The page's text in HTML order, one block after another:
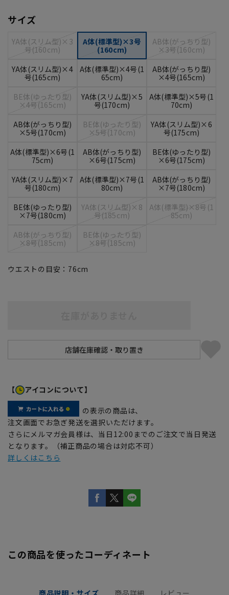
サイズ
YA体(スリム型)×3
号(160cm)
A体(標準型)×3号
(160cm)
AB体(がっちり型)
×3号(160cm)
YA体(スリム型)×4
号(165cm)
A体(標準型)×4号(1
65cm)
AB体(がっちり型)
×4号(165cm)
BE体(ゆったり型)
×4号(165cm)
YA体(スリム型)×5
号(170cm)
A体(標準型)×5号(1
70cm)
AB体(がっちり型)
×5号(170cm)
BE体(ゆったり型)
×5号(170cm)
YA体(スリム型)×6
号(175cm)
A体(標準型)×6号(1
75cm)
AB体(がっちり型)
×6号(175cm)
BE体(ゆったり型)
×6号(175cm)
YA体(スリム型)×7
号(180cm)
A体(標準型)×7号(1
80cm)
AB体(がっちり型)
×7号(180cm)
BE体(ゆったり型)
×7号(180cm)
YA体(スリム型)×8
号(185cm)
A体(標準型)×8号(1
85cm)
AB体(がっちり型)
×8号(185cm)
BE体(ゆったり型)
×8号(185cm)
ウエストの目安： 76cm
【 アイコンについて】
の表示の商品は、
注文画面でお急ぎ発送を選択いただけます。
さらにメルマガ会員様は、当日12:00までのご注文で当日発送
となります。（補正商品の場合は対応不可）
詳しくはこちら
この商品を使ったコーディネート
商品説明・サイズ 商品詳細 レビュー